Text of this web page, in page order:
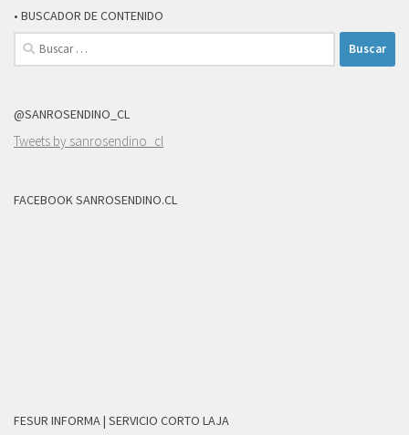
• BUSCADOR DE CONTENIDO
Buscar:
@SANROSENDINO_CL
Tweets by sanrosendino_cl
FACEBOOK SANROSENDINO.CL
FESUR INFORMA | SERVICIO CORTO LAJA